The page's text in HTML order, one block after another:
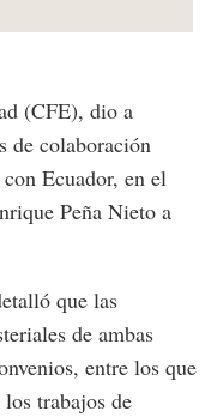
(CFE), dio a
de colaboración
Ecuador, en el
Peña Nieto a
que las
de ambas
entre los que
trabajos de